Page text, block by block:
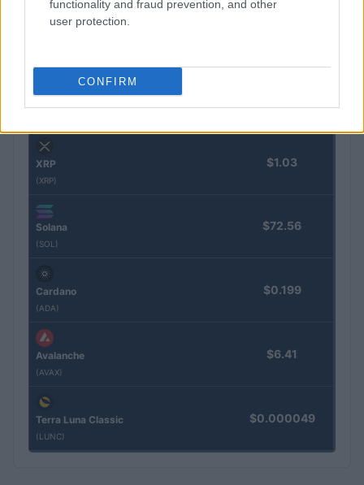
functionality and fraud prevention, and other
user protection.
CONFIRM
BNB
XRP
(XRP)
$1.03
Solana
(SOL)
$72.56
Cardano
(ADA)
$0.199
Avalanche
(AVAX)
$6.41
Terra Luna Classic
(LUNC)
$0.000049